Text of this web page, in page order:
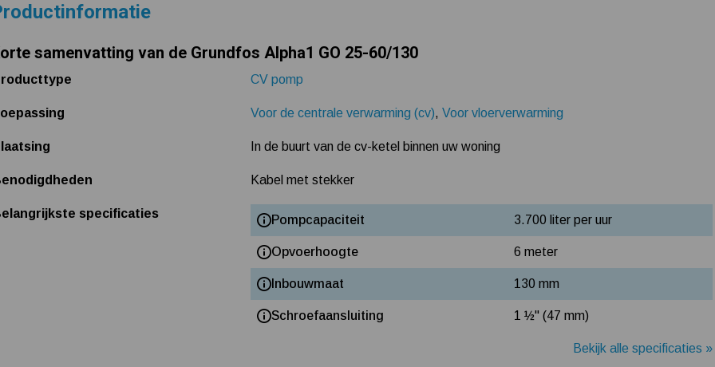
samenvatting van de Grundfos Alpha1 GO 25-60/130
CV pomp
Voor de centrale verwarming (cv),Voor vloerverwarming
In de buurt van de cv-ketel binnen uw woning
Kabel met stekker
specificaties Pompcapaciteit 3.700 liter per uur
Opvoerhoogte 6 meter
Inbouwmaat 130 mm
Schroefaansluiting 1 ½" (47 mm)
Bekijk alle specificaties »